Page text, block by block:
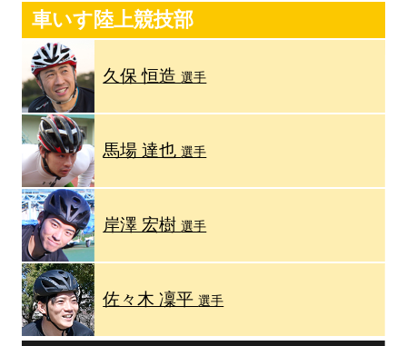
車いす陸上競技部
久保 恒造選手
馬場 達也選手
岸澤 宏樹選手
佐々木 凜平選手